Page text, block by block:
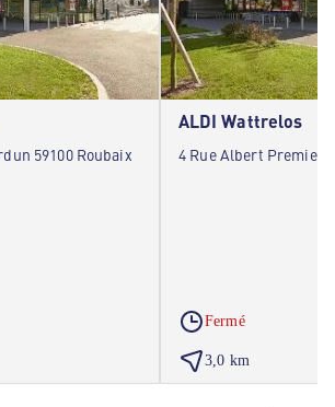
59100 Roubaix
ALDI Wattrelos
4 Rue Albert Premier
Fermé
3,0 km